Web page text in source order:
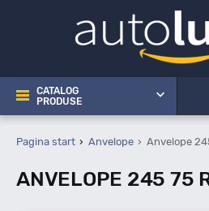
CATALOG
PRODUSE
Pagina start Anvelope Anvelope
ANVELOPE 245 75